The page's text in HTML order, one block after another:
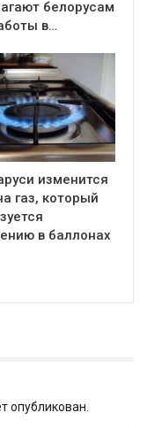
белорусам
в…
изменится
газ, который
в баллонах
опубликован.